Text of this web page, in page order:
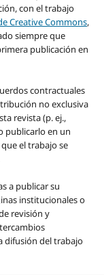
con el trabajo
Creative Commons,
siempre que
publicación en
contractuales
no exclusiva
revista (p. ej.,
publicarlo en un
el trabajo se
a publicar su
institucionales o
revisión y
difusión del trabajo